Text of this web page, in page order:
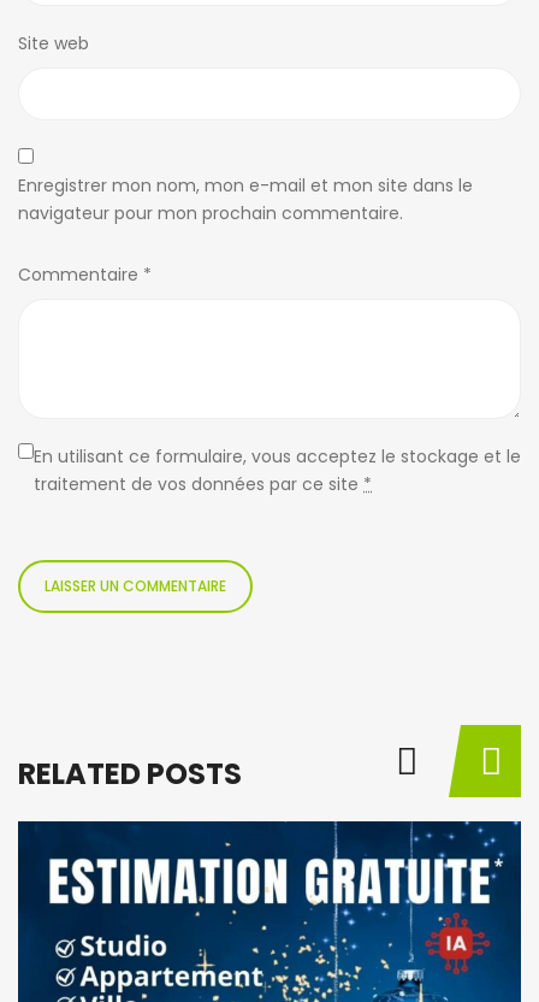
Site web
Enregistrer mon nom, mon e-mail et mon site dans le
navigateur pour mon prochain commentaire.
Commentaire *
En utilisant ce formulaire, vous acceptez le stockage et le
traitement de vos données par ce site *
RELATED POSTS